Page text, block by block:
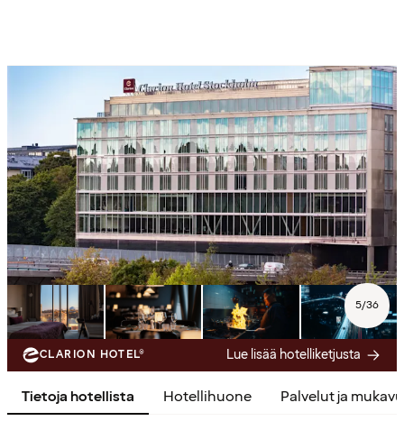
5/36
CLARION HOTEL® Lue lisää hotelliketjusta
Tietoja hotellista Hotellihuone Palvelut ja